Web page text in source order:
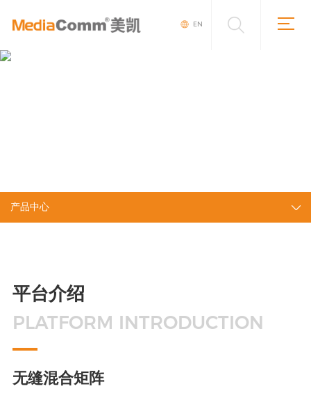
EN
产品中心
平台介绍
PLATFORM INTRODUCTION
无缝混合矩阵